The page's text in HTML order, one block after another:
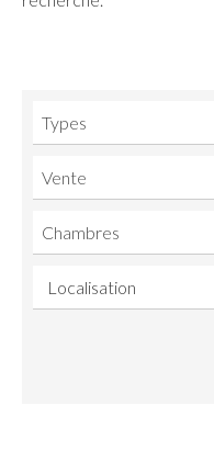
Types
Vente
Chambres
Localisation